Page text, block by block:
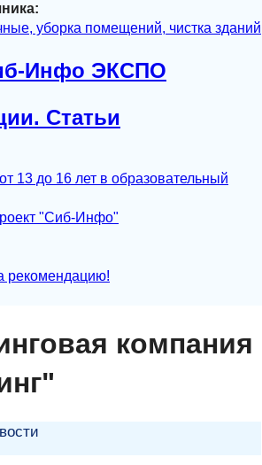
уборка помещений, чистка зданий
Инфо ЭКСПО
Статьи
13 до 16 лет в образовательный
"Сиб-Инфо"
рекомендацию!
компания